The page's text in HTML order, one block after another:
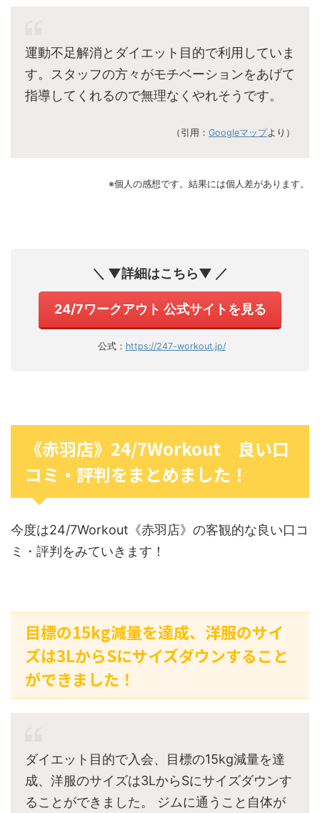
運動不足解消とダイエット目的で利用していま
す。スタッフの方々がモチベーションをあげて
指導してくれるので無理なくやれそうです。
（引用： Googleマップより）
※個人の感想です。結果には個人差があります。
＼ ▼詳細はこちら▼ ／
24/7ワークアウト 公式サイトを見る
公式： https://247-workout.jp/
《赤羽店》24/7Workout 良い口
コミ・評判をまとめました！
今度は24/7Workout《赤羽店》の客観的な良い口コ
ミ・評判をみていきます！
目標の15kg減量を達成、洋服のサイ
ズは3LからSにサイズダウンすること
ができました！
ダイエット目的で入会、目標の15kg減量を達
成、洋服のサイズは3LからSにサイズダウンす
ることができました。 ジムに通うこと自体が